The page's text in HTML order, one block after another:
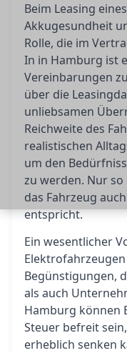
Beim Leasing
Akkugesundheit
Rolle, die im
In in Hamburg ist
Vereinbarungen
über die
unliebsamen
Reichweite des
realistischen
um den
zu werden. Nur so
das Fahrzeug
entspricht.
Ein wesentlicher
Begünstigungen,
als auch
Hamburg können
Steuer befreit
erheblich senken